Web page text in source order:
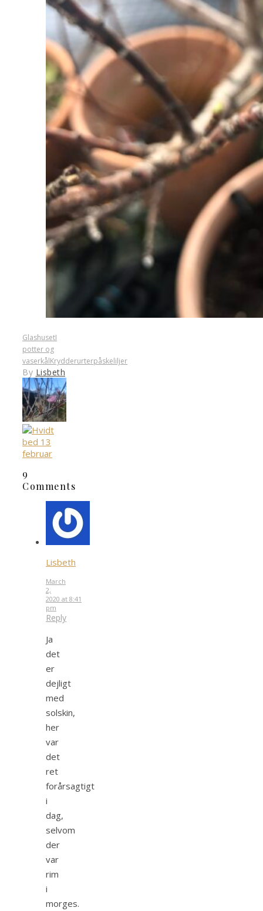
GlashusetI
potter og
vaserkålKrydderurterpåskeliljer
By Lisbeth
9
Comments
Lisbeth
March
2,
2020 at 8:41
pm
Reply
Ja
det
er
dejligt
med
solskin,
her
var
det
ret
forårsagtigt
i
dag,
selvom
der
var
rim
i
morges.